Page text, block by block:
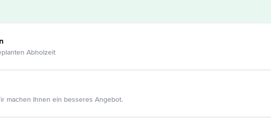
Abholzeit
machen Ihnen ein besseres Angebot.